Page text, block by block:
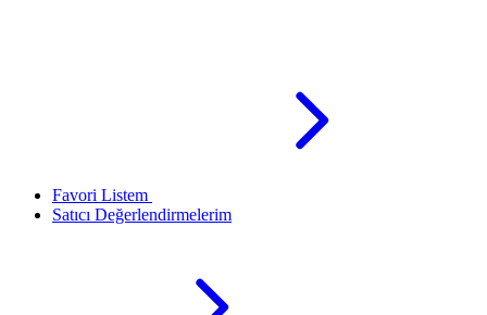
Favori Listem
Satıcı Değerlendirmelerim